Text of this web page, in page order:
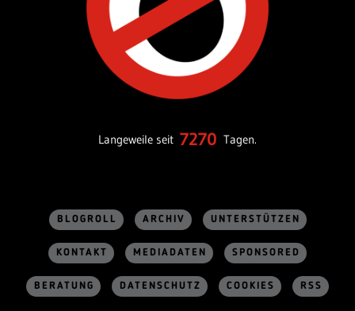
Langeweile seit 7270 Tagen.
BLOGROLL ARCHIV UNTERSTÜTZEN
KONTAKT MEDIADATEN SPONSORED
BERATUNG DATENSCHUTZ COOKIES RSS